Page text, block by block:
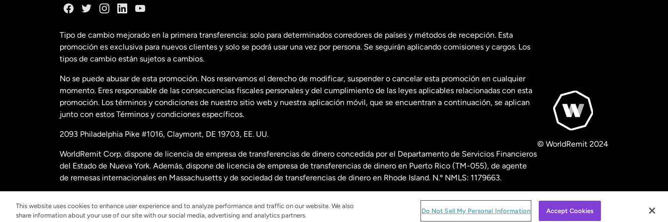
Estados Unidos English
Estados Unidos Español
Francia
Malasia
Nueva Zelanda
Países Bajos
Tipo de cambio mejorado en la primera transferencia: solo para determinados corredores de países y métodos de recepción. Esta
promoción es exclusiva para nuevos clientes y solo se podrá usar una vez por persona. Se seguirán aplicando comisiones y cargos. Los
tipos de cambio están sujetos a cambios.
No se puede abusar de esta promoción. Nos reservamos el derecho de modificar, suspender o cancelar esta promoción en cualquier
momento. Eres responsable de las consecuencias fiscales personales y del cumplimiento de las leyes aplicables relacionadas con esta
promoción. Los términos y condiciones de nuestro sitio web y nuestra aplicación móvil, que se encuentran a continuación, se aplican
junto con estos Términos y condiciones específicos.
2093 Philadelphia Pike #1016, Claymont, DE 19703, EE. UU.
WorldRemit Corp. dispone de licencia de empresa de transferencias de dinero concedida por el Departamento de Servicios Financieros
del Estado de Nueva York. Además, dispone de licencia de empresa de transferencias de dinero en Puerto Rico (TM-055), de agente
de remesas internacionales en Massachusetts y de sociedad de transferencias de dinero en Rhode Island. N.º NMLS: 1179663.
© WorldRemit 2024
This website uses cookies to enhance user experience and to analyze performance and traffic on our website. We also
share information about your use of our site with our social media, advertising and analytics partners.
Do Not Sell My Personal Information Accept Cookies